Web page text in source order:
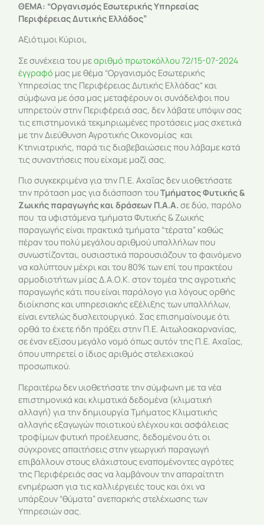
ΘΕΜΑ: “Οργανισμός Εσωτερικής Υπηρεσίας
Περιφέρειας Δυτικής Ελλάδος”
Αξιότιμοι Κύριοι,
Σε συνέχεια του μεαριθμό πρωτοκόλλου 72/15-07-2024
έγγραφό μας με θέμα “Οργανισμός Εσωτερικής
Υπηρεσίας της Περιφέρειας Δυτικής Ελλάδας“ και
σύμφωνα με όσα μας μεταφέρουν οι συνάδελφοι που
υπηρετούν στην Περιφέρειά σας, δεν λάβατε υπόψιν σας
τις επιστημονικά τεκμηριωμένες προτάσεις μας σχετικά
με την Διεύθυνση Αγροτικής Οικονομίας και
Κτηνιατρικής, παρά τις διαβεβαιώσεις που λάβαμε κατά
τις συναντήσεις που είχαμε μαζί σας.
Πιο συγκεκριμένα για την Π.Ε. Αχαΐας δεν υιοθετήσατε
την πρόταση μας για διάσπαση τουΤμήματοςΦυτικής &
Ζωικής παραγωγής και δράσεων Π.Α.Α.σε δύο, παρόλο
που τα υφιστάμενα τμήματα Φυτικής & Ζωικής
παραγωγής είναι πρακτικά τμήματα “τέρατα” καθώς
πέραν του πολύ μεγάλου αριθμού υπαλλήλων που
συνωστίζονται, ουσιαστικά παρουσιάζουν το φαινόμενο
να καλύπτουν μέχρι και του 80% των επί του πρακτέου
αρμοδιοτήτων μίας Δ.Α.Ο.Κ. στον τομέα της αγροτικής
παραγωγής κάτι που είναι παράλογο για λόγους ορθής
διοίκησης και υπηρεσιακής εξέλιξης των υπαλλήλων,
είναι εντελώς δυσλειτουργικό. Σας επισημαίνουμε ότι
ορθά το έχετε ήδη πράξει στην Π.Ε. Αιτωλοακαρνανίας,
σε έναν εξίσου μεγάλο νομό όπως αυτόν της Π.Ε. Αχαΐας,
όπου υπηρετεί ο ίδιος αριθμός στελεχιακού
προσωπικού.
Περαιτέρω δεν υιοθετήσατε την σύμφωνη με τα νέα
επιστημονικά και κλιματικά δεδομένα (κλιματική
αλλαγή) για την δημιουργία Τμήματος Κλιματικής
αλλαγής εξαγωγών ποιοτικού ελέγχου και ασφάλειας
τροφίμων φυτική προέλευσης, δεδομένου ότι οι
σύγχρονες απαιτήσεις στην γεωργική παραγωγή
επιβάλλουν στους ελάχιστους εναπομένοντες αγρότες
της Περιφέρειάς σας να λαμβάνουν την απαραίτητη
ενημέρωση για τις καλλιέργειές τους και όχι να
υπάρξουν “θύματα” ανεπαρκής στελέχωσης των
Υπηρεσιών σας.